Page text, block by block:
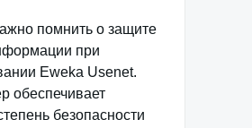
помнить о защите
при
Eweka Usenet.
обеспечивает
безопасности